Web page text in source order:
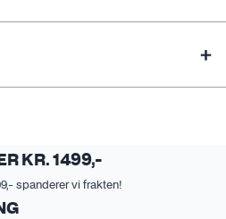
KR. 1499,-
spanderer vi frakten!